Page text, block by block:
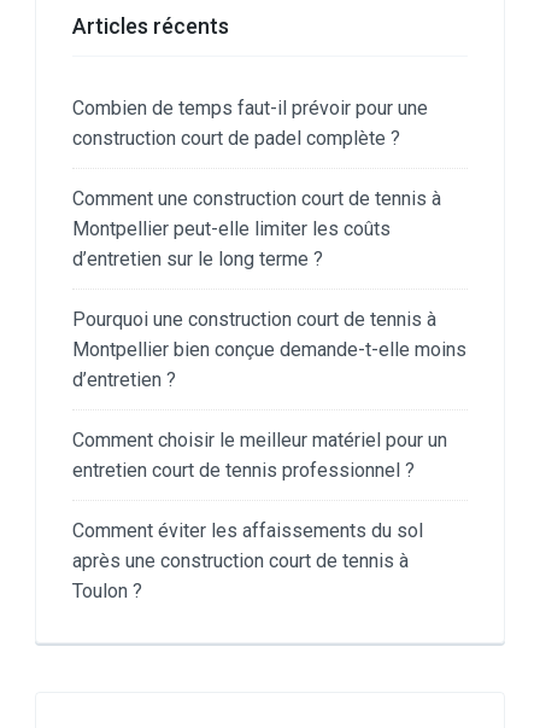
Articles récents
Combien de temps faut-il prévoir pour une
construction court de padel complète ?
Comment une construction court de tennis à
Montpellier peut-elle limiter les coûts
d’entretien sur le long terme ?
Pourquoi une construction court de tennis à
Montpellier bien conçue demande-t-elle moins
d’entretien ?
Comment choisir le meilleur matériel pour un
entretien court de tennis professionnel ?
Comment éviter les affaissements du sol
après une construction court de tennis à
Toulon ?